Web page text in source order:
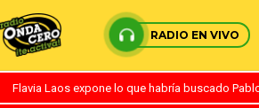
RADIO EN VIVO
Flavia Laos expone lo que habría buscado